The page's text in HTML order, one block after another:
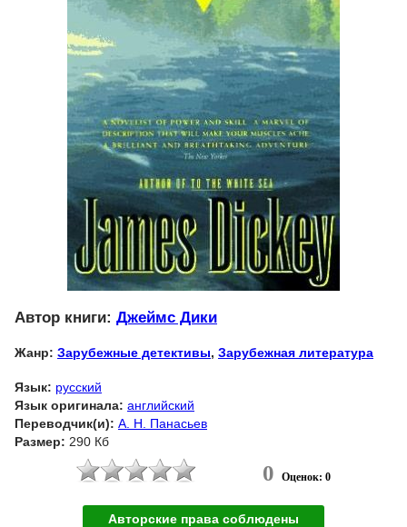
Автор книги: Джеймс Дики
Жанр: Зарубежные детективы, Зарубежная литература
Язык: русский
Язык оригинала: английский
Переводчик(и): А. Н. Панасьев
Размер: 290 Кб
0 Оценок: 0
Авторские права соблюдены